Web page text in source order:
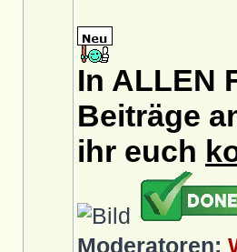
In ALLEN
Beiträge
ihr euch
Moderatoren: